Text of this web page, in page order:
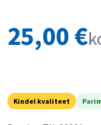
25,00€
Kindel kvaliteet